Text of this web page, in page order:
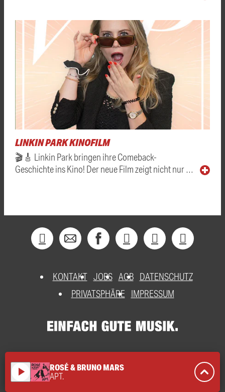
LINKIN PARK KINOFILM
🎬🎸 Linkin Park bringen ihre Comeback-
Geschichte ins Kino! Der neue Film zeigt nicht nur …
KONTAKT JOBS AGB DATENSCHUTZ
PRIVATSPHÄRE
IMPRESSUM
play_arrow ROSÉ & BRUNO MARS
APT.